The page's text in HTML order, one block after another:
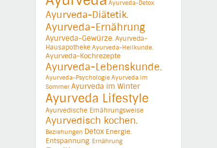
Ayurveda-Detox
Ayurveda-Diätetik.
Ayurveda-Ernährung
Ayurveda-Gewürze.Ayurveda-
Hausapotheke Ayurveda-Heilkunde.
Ayurveda-Kochrezepte
Ayurveda-Lebenskunde.
Ayurveda-PsychologieAyurveda im
SommerAyurveda im Winter
Ayurveda Lifestyle
Ayurvedische Ernährungsweise
Ayurvedisch kochen.
Beziehungen Detox Energie.
Entspannung. Ernährung